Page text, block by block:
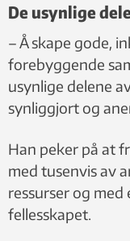
De usynlige
– Å skape gode,
forebyggende
usynlige delene
synliggjort og
Han peker på at
med tusenvis av
ressurser og
fellesskapet.